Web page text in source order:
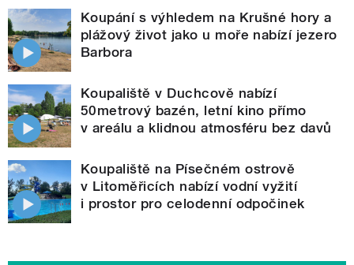
Koupání s výhledem na Krušné hory a
plážový život jako u moře nabízí jezero
Barbora
Koupaliště v Duchcově nabízí
50metrový bazén, letní kino přímo
v areálu a klidnou atmosféru bez davů
Koupaliště na Písečném ostrově
v Litoměřicích nabízí vodní vyžití
i prostor pro celodenní odpočinek